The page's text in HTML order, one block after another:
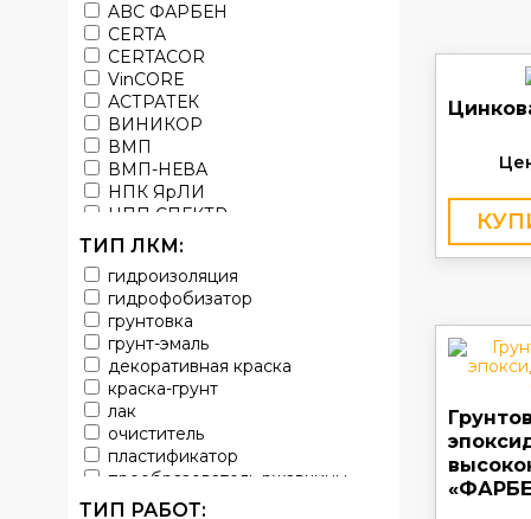
ABC ФАРБЕН
CERTA
CERTACOR
VinCORE
АСТРАТЕК
ВИНИКОР
ВМП
ВМП-НЕВА
НПК ЯрЛИ
НПП СПЕКТР
НПФ ЭМАЛЬ
ТЕРМА
УРЕПЛЕН
ТИП ЛКМ:
гидроизоляция
гидрофобизатор
грунтовка
грунт-эмаль
декоративная краска
краска-грунт
лак
очиститель
пластификатор
преобразователь ржавчины
эмаль
ТИП РАБОТ: